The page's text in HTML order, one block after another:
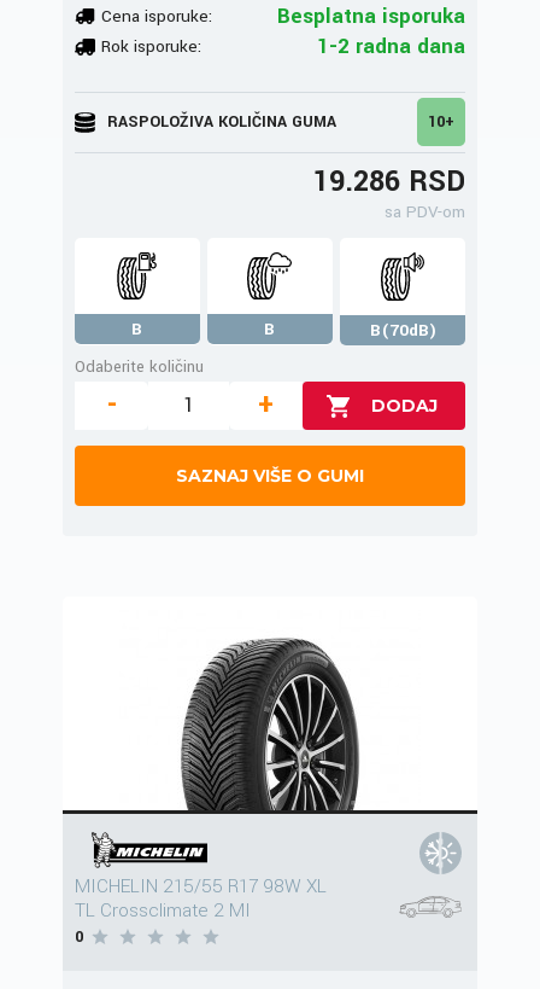
Cena isporuke: Besplatna isporuka
Rok isporuke: 1-2 radna dana
RASPOLOŽIVA KOLIČINA GUMA 10+
19.286 RSD
sa PDV-om
B B
B(70dB)
Odaberite količinu
- +
SAZNAJ VIŠE O GUMI
MICHELIN 215/55 R17 98W XL
TL Crossclimate 2 MI
0